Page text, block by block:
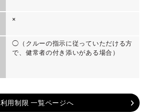
×
◯（クルーの指示に従っていただける方
で、健常者の付き添いがある場合）
利用制限 一覧ページへ